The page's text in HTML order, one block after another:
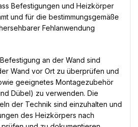
Befestigungen und Heizkörper
und für die bestimmungsgemäße
Fehlanwendung
an der Wand sind
Wand vor Ort zu überprüfen und
geeignetes Montagezubehör
Dübel) zu verwenden. Die
der Technik sind einzuhalten und
des Heizkörpers nach